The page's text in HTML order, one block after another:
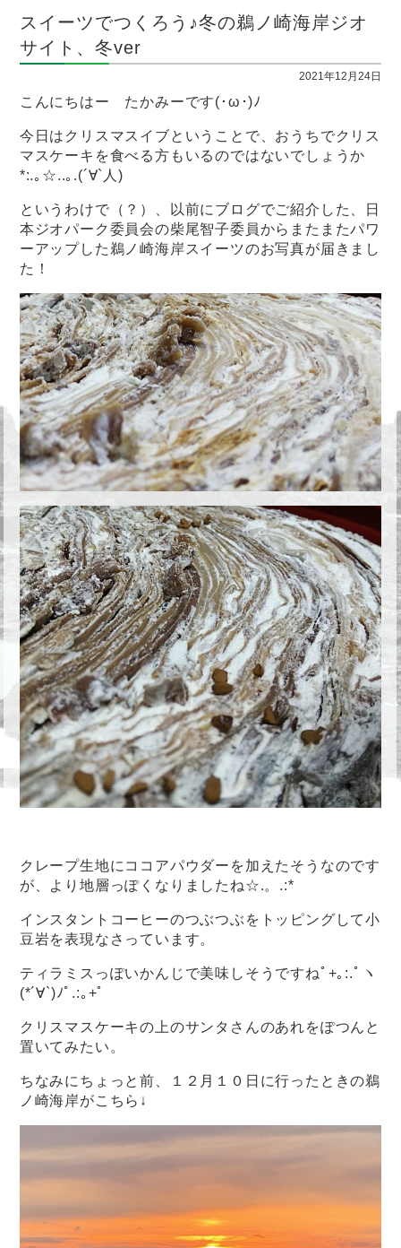
スイーツでつくろう♪冬の鵜ノ崎海岸ジオ
サイト、冬ver
2021年12月24日
こんにちはー たかみーです(･ω･)ﾉ
今日はクリスマスイブということで、おうちでクリス
マスケーキを食べる方もいるのではないでしょうか
*:.｡☆..｡.(´∀`人)
というわけで（？）、以前にブログでご紹介した、日
本ジオパーク委員会の柴尾智子委員からまたまたパワ
ーアップした鵜ノ崎海岸スイーツのお写真が届きまし
た！
クレープ生地にココアパウダーを加えたそうなのです
が、より地層っぽくなりましたね☆.。.:*
インスタントコーヒーのつぶつぶをトッピングして小
豆岩を表現なさっています。
ティラミスっぽいかんじで美味しそうですねﾟ+｡:.ﾟヽ
(*´∀`)ﾉﾟ.:｡+ﾟ
クリスマスケーキの上のサンタさんのあれをぽつんと
置いてみたい。
ちなみにちょっと前、１２月１０日に行ったときの鵜
ノ崎海岸がこちら↓